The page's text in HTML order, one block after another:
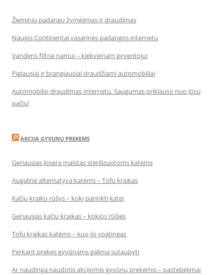
Žieminių padangų žymėjimas ir draudimas
Naujos Continental vasarinės padangos internetu
Vandens filtrai namui – kiekvienam gyventojui
Pigiausiai ir brangiausiai draudžiami automobiliai
Automobilio draudimas internetu. Saugumas priklauso nuo Jūsų
pačių!
AKCIJA GYVUNU PREKEMS
Geriausias Josera maistas sterilizuotoms katėms
Augalinė alternatyva katėms – Tofu kraikas
Kačių kraiko rūšys – kokį parinkti katei
Geriausias kačių kraikas – kokios rūšies
Tofu kraikas katėms – kuo jis ypatingas
Perkant prekes gyvūnams galima sutaupyti
Ar naudinga naudotis akcijomis gyvūnų prekėmis – pastebėjimai